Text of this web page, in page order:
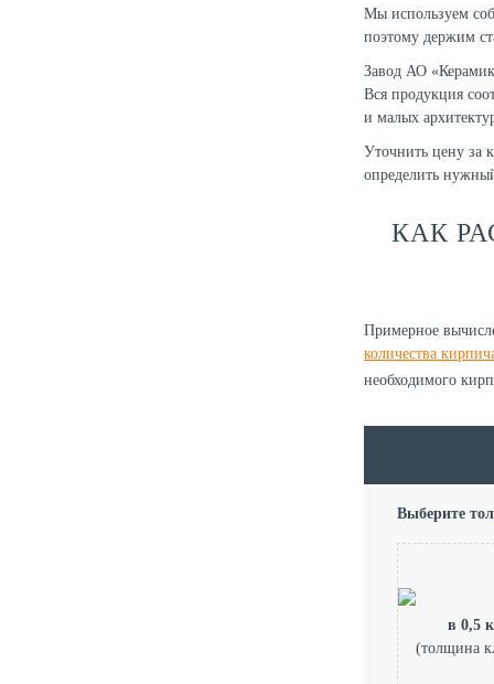
Мы используем
поэтому держим
Завод АО
Вся продукция
и малых
Уточнить цену за
определить
КАК
Примерное
количества
необходимого
Выберите
в 0,5
(толщина